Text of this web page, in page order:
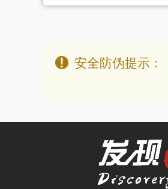
安全防伪提示：